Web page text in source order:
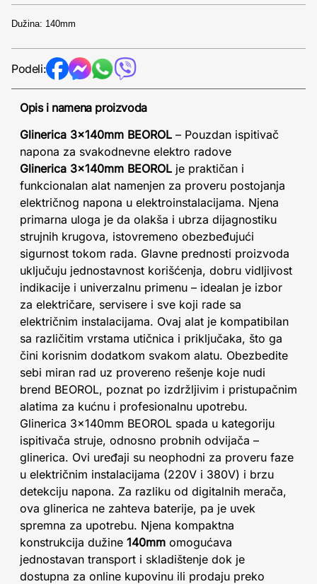
Dužina: 140mm
Podeli:
Opis i namena proizvoda
Glinerica 3x140mm BEOROL – Pouzdan ispitivač
napona za svakodnevne elektro radove
Glinerica 3x140mm BEOROL je praktičan i
funkcionalan alat namenjen za proveru postojanja
električnog napona u elektroinstalacijama. Njena
primarna uloga je da olakša i ubrza dijagnostiku
strujnih krugova, istovremeno obezbeđujući
sigurnost tokom rada. Glavne prednosti proizvoda
uključuju jednostavnost korišćenja, dobru vidljivost
indikacije i univerzalnu primenu – idealan je izbor
za električare, servisere i sve koji rade sa
električnim instalacijama. Ovaj alat je kompatibilan
sa različitim vrstama utičnica i priključaka, što ga
čini korisnim dodatkom svakom alatu. Obezbedite
sebi miran rad uz provereno rešenje koje nudi
brend BEOROL, poznat po izdržljivim i pristupačnim
alatima za kućnu i profesionalnu upotrebu.
Glinerica 3x140mm BEOROL spada u kategoriju
ispitivača struje, odnosno probnih odvijača –
glinerica. Ovi uređaji su neophodni za proveru faze
u električnim instalacijama (220V i 380V) i brzu
detekciju napona. Za razliku od digitalnih merača,
ova glinerica ne zahteva baterije, pa je uvek
spremna za upotrebu. Njena kompaktna
konstrukcija dužine 140mm omogućava
jednostavan transport i skladištenje dok je
dostupna za online kupovinu ili prodaju preko